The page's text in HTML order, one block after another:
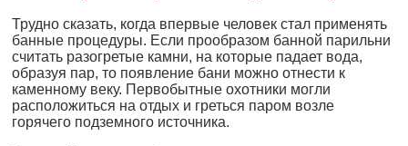
Трудно сказать, когда впервые человек стал применять
банные процедуры. Если прообразом банной парильни
считать разогре­тые камни, на которые падает вода,
образуя пар, то появление ба­ни можно отнести к
каменному веку. Первобытные охотники могли
расположиться на отдых и греться паром возле
горячего подземного источника.